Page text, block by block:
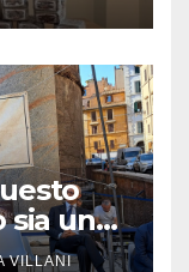
sia un
VILLANI